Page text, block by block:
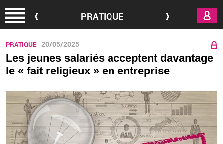
PRATIQUE
PRATIQUE 20/05/2025
Les jeunes salariés acceptent davantage
le « fait religieux » en entreprise